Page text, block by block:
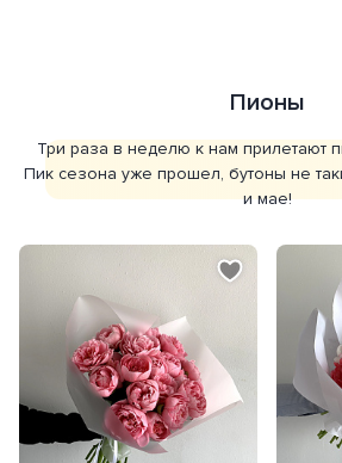
Пионы
Три раза в неделю к нам прилетают
Пик сезона уже прошел, бутоны не
и мае!